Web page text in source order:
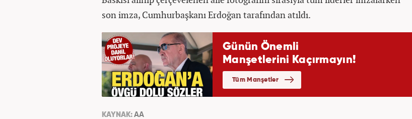
son imza, Cumhurbaşkanı Erdoğan tarafından atıldı.
KAYNAK: AA